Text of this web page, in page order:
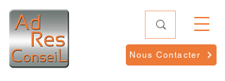
Nous Contacter